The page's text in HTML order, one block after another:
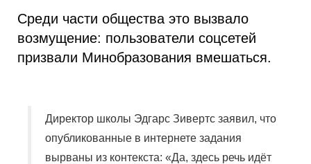
Среди части общества это вызвало
возмущение: пользователи соцсетей
призвали Минобразования вмешаться.
Директор школы Эдгарс Зивертс заявил, что
опубликованные в интернете задания
вырваны из контекста: «Да, здесь речь идёт